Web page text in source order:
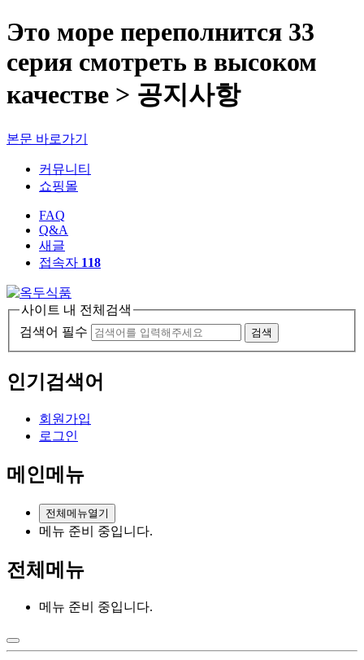
Это море переполнится 33
серия смотреть в высоком
качестве > 공지사항
본문 바로가기
커뮤니티
쇼핑몰
FAQ
Q&A
새글
접속자 118
사이트 내 전체검색
검색어 필수
검색
인기검색어
회원가입
로그인
메인메뉴
전체메뉴열기
메뉴 준비 중입니다.
전체메뉴
메뉴 준비 중입니다.